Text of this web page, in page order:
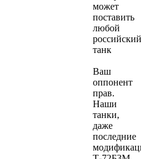
может
поставить
любой
российский
танк
Ваш
оппонент
прав.
Наши
танки,
даже
последние